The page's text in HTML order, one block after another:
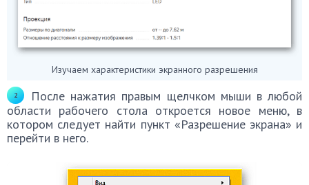
Изучаем характеристики экранного разрешения
После нажатия правым щелчком мыши в любой
области рабочего стола откроется новое меню, в
котором следует найти пункт «Разрешение экрана» и
перейти в него.